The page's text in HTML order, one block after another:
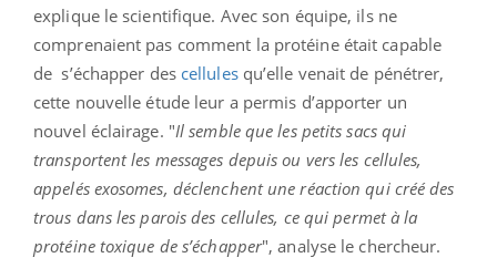
explique le scientifique. Avec son équipe, ils ne
comprenaient pas comment la protéine était capable
de s’échapper des cellulesqu’elle venait de pénétrer,
cette nouvelle étude leur a permis d’apporter un
nouvel éclairage. "Il semble que les petits sacs qui
transportent les messages depuis ou vers les cellules,
appelés exosomes, déclenchent une réaction qui créé des
trous dans les parois des cellules, ce qui permet à la
protéine toxique de s’échapper", analyse le chercheur.